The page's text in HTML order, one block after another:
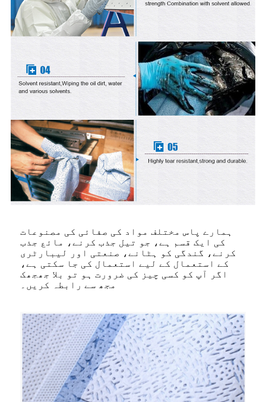
ہمارے پاس مختلف مواد کی صفائی کی مصنوعات
کی ایک قسم ہے، جو تیل جذب کرنے، مائع جذب
کرنے، گندگی کو ہٹانے، صنعتی اور لیبارٹری
کے استعمال کے لیے استعمال کی جا سکتی ہے،
اگر آپ کو کسی چیز کی ضرورت ہو تو بلا جھجھک
مجھ سے رابطہ کریں۔